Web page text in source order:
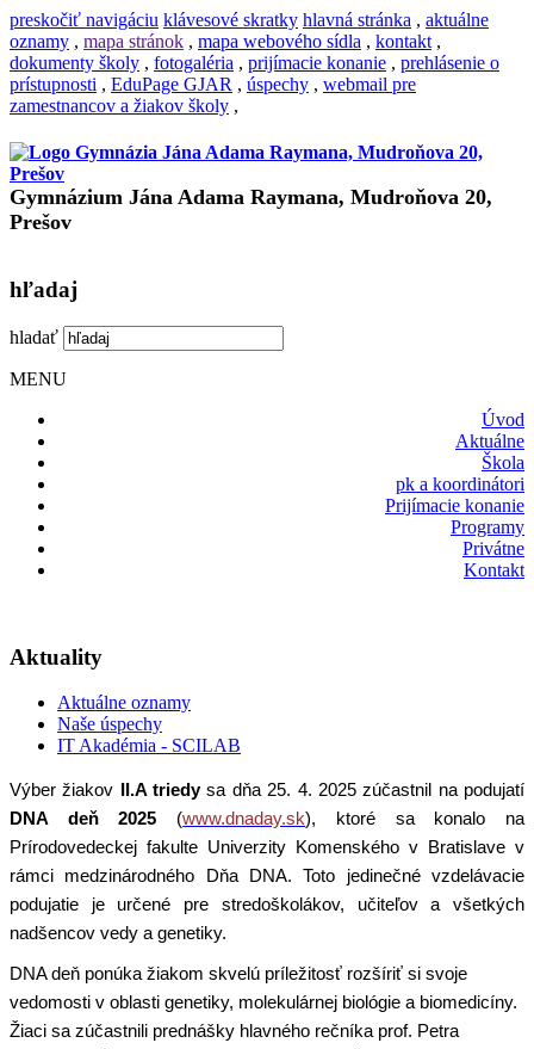
preskočiť navigáciu klávesové skratky hlavná stránka , aktuálne
oznamy , mapa stránok , mapa webového sídla , kontakt ,
dokumenty školy , fotogaléria , prijímacie konanie , prehlásenie o
prístupnosti , EduPage GJAR , úspechy , webmail pre
zamestnancov a žiakov školy ,
Gymnázium Jána Adama Raymana, Mudroňova 20,
Prešov
hľadaj
hladať
MENU
Úvod
Aktuálne
Škola
pk a koordinátori
Prijímacie konanie
Programy
Privátne
Kontakt
Aktuality
Aktuálne oznamy
Naše úspechy
IT Akadémia - SCILAB
Výber žiakov II.A triedysa dňa 25. 4. 2025 zúčastnil na podujatí
DNA deň 2025 (www.dnaday.sk), ktoré sa konalo na
Prírodovedeckej fakulte Univerzity Komenského v Bratislave v
rámci medzinárodného Dňa DNA. Toto jedinečné vzdelávacie
podujatie je určené pre stredoškolákov, učiteľov a všetkých
nadšencov vedy a genetiky.
DNA deň ponúka žiakom skvelú príležitosť rozšíriť si svoje
vedomosti v oblasti genetiky, molekulárnej biológie a biomedicíny.
Žiaci sa zúčastnili prednášky hlavného rečníka prof. Petra